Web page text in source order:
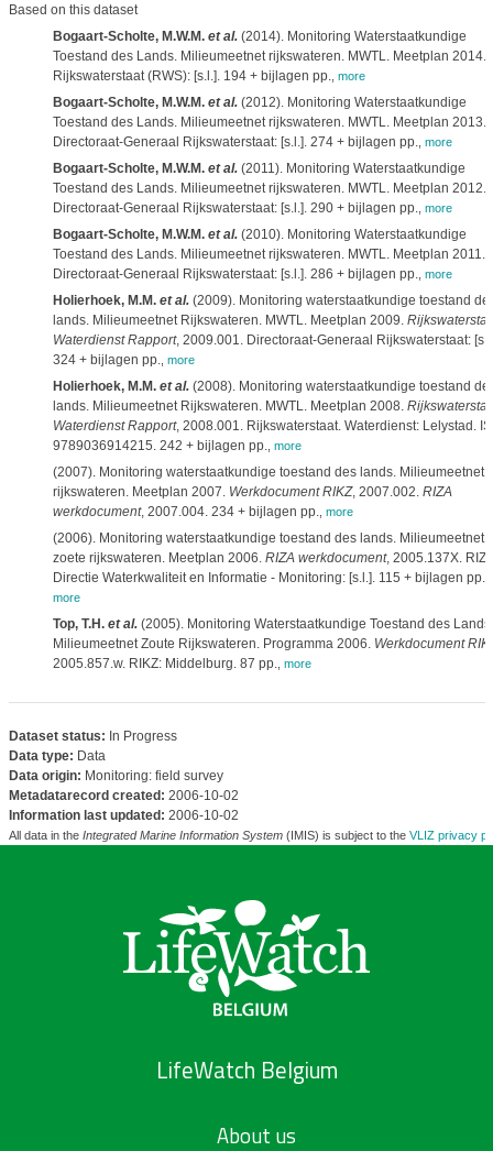
Based on this dataset
Bogaart-Scholte, M.W.M. et al.(2014). Monitoring Waterstaatkundige
Toestand des Lands. Milieumeetnet rijkswateren. MWTL. Meetplan 2014.
Rijkswaterstaat (RWS): [s.l.]. 194 + bijlagen pp. more
Bogaart-Scholte, M.W.M. et al.(2012). Monitoring Waterstaatkundige
Toestand des Lands. Milieumeetnet rijkswateren. MWTL. Meetplan 2013.
Directoraat-Generaal Rijkswaterstaat: [s.l.]. 274 + bijlagen pp. more
Bogaart-Scholte, M.W.M. et al.(2011). Monitoring Waterstaatkundige
Toestand des Lands. Milieumeetnet rijkswateren. MWTL. Meetplan 2012.
Directoraat-Generaal Rijkswaterstaat: [s.l.]. 290 + bijlagen pp. more
Bogaart-Scholte, M.W.M. et al.(2010). Monitoring Waterstaatkundige
Toestand des Lands. Milieumeetnet rijkswateren. MWTL. Meetplan 2011.
Directoraat-Generaal Rijkswaterstaat: [s.l.]. 286 + bijlagen pp. more
Holierhoek, M.M. et al.(2009). Monitoring waterstaatkundige toestand
lands. Milieumeetnet Rijkswateren. MWTL. Meetplan 2009.
Waterdienst Rapport, 2009.001. Directoraat-Generaal Rijkswaterstaat:
324 + bijlagen pp. more
Holierhoek, M.M. et al.(2008). Monitoring waterstaatkundige toestand
lands. Milieumeetnet Rijkswateren. MWTL. Meetplan 2008.
Waterdienst Rapport, 2008.001. Rijkswaterstaat. Waterdienst: Lelystad.
9789036914215. 242 + bijlagen pp. more
(2007). Monitoring waterstaatkundige toestand des lands. Milieumeetnet
rijkswateren. Meetplan 2007. Werkdocument RIKZ, 2007.002. RIZA
werkdocument, 2007.004. 234 + bijlagen pp. more
(2006). Monitoring waterstaatkundige toestand des lands. Milieumeetnet
zoete rijkswateren. Meetplan 2006. RIZA werkdocument, 2005.137X.
Directie Waterkwaliteit en Informatie - Monitoring: [s.l.]. 115 + bijlagen pp.
more
Top, T.H. et al.(2005). Monitoring Waterstaatkundige Toestand des Lands.
Milieumeetnet Zoute Rijkswateren. Programma 2006. Werkdocument
2005.857.w. RIKZ: Middelburg. 87 pp. more
Dataset status: In Progress
Data type: Data
Data origin: Monitoring: field survey
Metadatarecord created: 2006-10-02
Information last updated: 2006-10-02
All data in the Integrated Marine Information System(IMIS) is subject to the VLIZ privacy
LifeWatch Belgium
About us